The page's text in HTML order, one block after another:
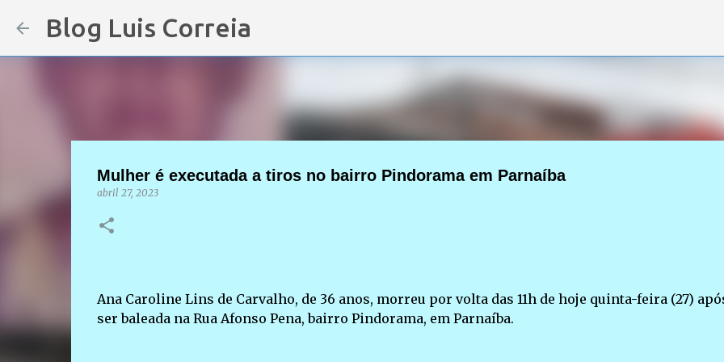
Blog Luis Correia
Mulher é executada a tiros no bairro Pindorama em Parnaíba
abril 27, 2023
Ana Caroline Lins de Carvalho, de 36 anos, morreu por volta das 11h de hoje quinta-feira (27)
ser baleada na Rua Afonso Pena, bairro Pindorama, em Parnaíba.